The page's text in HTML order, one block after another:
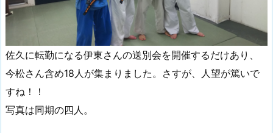
佐久に転勤になる伊東さんの送別会を開催するだけあり、
今松さん含め18人が集まりました。さすが、人望が篤いで
すね！！
写真は同期の四人。